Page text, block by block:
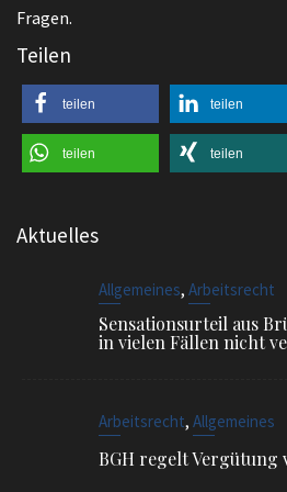
Fragen.
Teilen
teilen teilen
teilen teilen
Aktuelles
Allgemeines, Arbeitsrecht
Sensationsurteil aus
in vielen Fällen nicht
Arbeitsrecht, Allgemeines
BGH regelt Vergütung